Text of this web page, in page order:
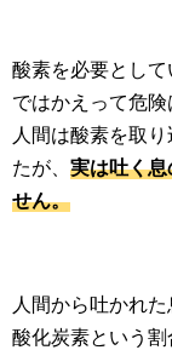
酸素を必要とし
ではかえって危険
人間は酸素を取
たが、 実は吐く
せん。
人間から吐かれ
酸化炭素という割